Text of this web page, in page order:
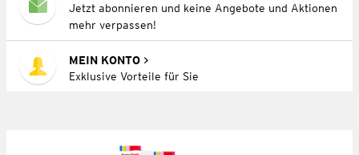
Jetzt abonnieren und keine Angebote und Aktionen
mehr verpassen!
MEIN KONTO
Exklusive Vorteile für Sie